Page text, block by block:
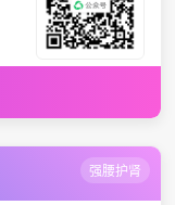
强腰护肾